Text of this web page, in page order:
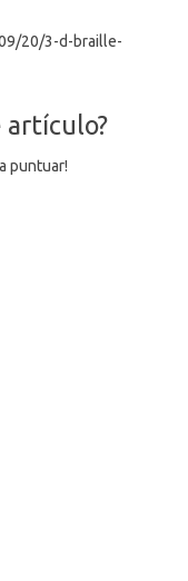
20/3-d-braille-
artículo?
puntuar!